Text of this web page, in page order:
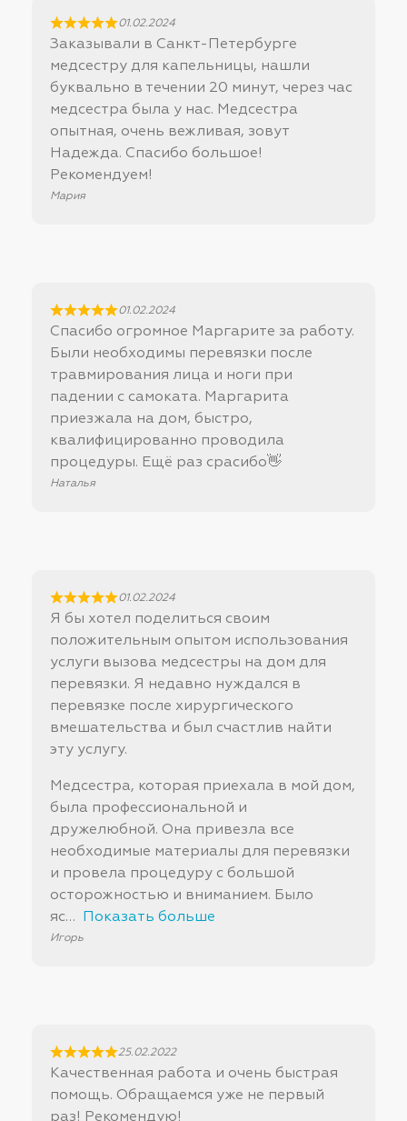
01.02.2024
Заказывали в Санкт-Петербурге
медсестру для капельницы, нашли
буквально в течении 20 минут, через час
медсестра была у нас. Медсестра
опытная, очень вежливая, зовут
Надежда. Спасибо большое!
Рекомендуем!
Мария
01.02.2024
Спасибо огромное Маргарите за работу.
Были необходимы перевязки после
травмирования лица и ноги при
падении с самоката. Маргарита
приезжала на дом, быстро,
квалифицированно проводила
процедуры. Ещё раз срасибо👋
Наталья
01.02.2024
Я бы хотел поделиться своим
положительным опытом использования
услуги вызова медсестры на дом для
перевязки. Я недавно нуждался в
перевязке после хирургического
вмешательства и был счастлив найти
эту услугу.
Медсестра, которая приехала в мой дом,
была профессиональной и
дружелюбной. Она привезла все
необходимые материалы для перевязки
и провела процедуру с большой
осторожностью и вниманием. Было
яс
Показать больше
Игорь
25.02.2022
Качественная работа и очень быстрая
помощь. Обращаемся уже не первый
раз! Рекомендую!